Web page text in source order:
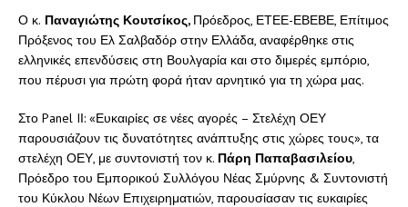
Ο κ. Παναγιώτης Κουτσίκος, Πρόεδρος, ΕΤΕΕ-ΕΒΕΒΕ, Επίτιμος
Πρόξενος του Ελ Σαλβαδόρ στην Ελλάδα, αναφέρθηκε στις
ελληνικές επενδύσεις στη Βουλγαρία και στο διμερές εμπόριο,
που πέρυσι για πρώτη φορά ήταν αρνητικό για τη χώρα μας.
Στο Panel IΙ: «Ευκαιρίες σε νέες αγορές – Στελέχη ΟΕΥ
παρουσιάζουν τις δυνατότητες ανάπτυξης στις χώρες τους», τα
στελέχη ΟΕΥ, με συντονιστή τον κ. Πάρη Παπαβασιλείου
Πρόεδρο του Εμπορικού Συλλόγου Νέας Σμύρνης & Συντονιστή
του Κύκλου Νέων Επιχειρηματιών, παρουσίασαν τις ευκαιρίες